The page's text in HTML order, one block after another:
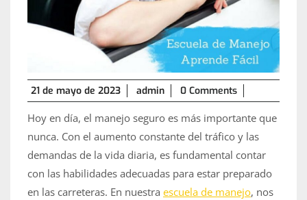
21 de mayo de 2023
21
de
mayo
de
admin 0 Comments
Hoy en día, el manejo seguro es más importante que
nunca. Con el aumento constante del tráfico y las
demandas de la vida diaria, es fundamental contar
con las habilidades adecuadas para estar preparado
en las carreteras. En nuestra escuela de manejo, nos